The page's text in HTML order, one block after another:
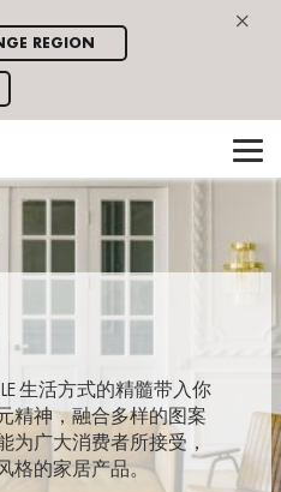
×
REGION
生活方式的精髓带入你
精神，融合多样的图案
为广大消费者所接受，
格的家居产品。